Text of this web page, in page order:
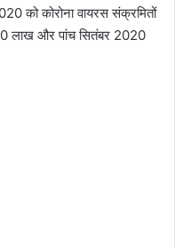
को कोरोना वायरस संक्रमितों
लाख और पांच सितंबर 2020